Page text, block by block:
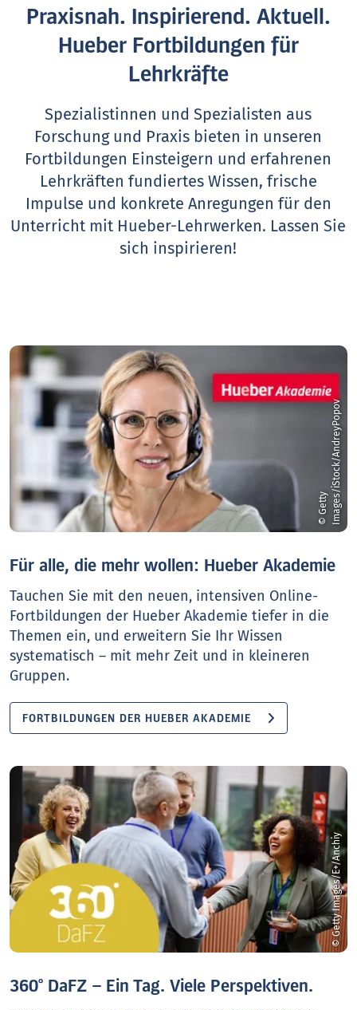
Praxisnah. Inspirierend. Aktuell.
Hueber Fortbildungen für
Lehrkräfte
Spezialistinnen und Spezialisten aus
Forschung und Praxis bieten in unseren
Fortbildungen Einsteigern und erfahrenen
Lehrkräften fundiertes Wissen, frische
Impulse und konkrete Anregungen für den
Unterricht mit Hueber-Lehrwerken. Lassen Sie
sich inspirieren!
©
G
e
t
t
y
I
m
a
g
e
s
/
i
S
t
o
c
k
/
A
n
d
r
e
y
P
o
p
ov
Für alle, die mehr wollen: Hueber Akademie
Tauchen Sie mit den neuen, intensiven Online-
Fortbildungen der Hueber Akademie tiefer in die
Themen ein, und erweitern Sie Ihr Wissen
systematisch – mit mehr Zeit und in kleineren
Gruppen.
FORTBILDUNGEN DER HUEBER AKADEMIE
© Getty Images/E+/Anchiy
360° DaFZ – Ein Tag. Viele Perspektiven.